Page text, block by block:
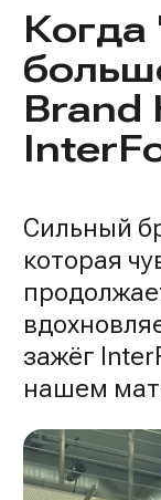
Когда
Brand
Сильный
которая
зажёг
нашем